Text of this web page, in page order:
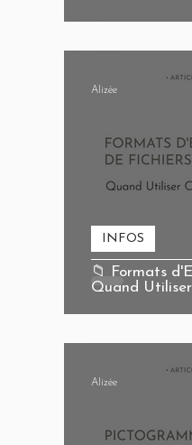
📁 Formats
Quand
INFOS
Alizée
Alizée